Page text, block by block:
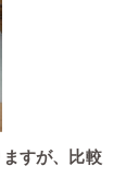
すが、比較